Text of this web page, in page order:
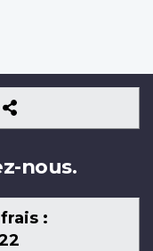
Suivez-
nous
nous.
: